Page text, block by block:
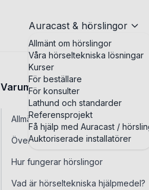
Auracast & hörslingor
Allmänt om hörslingor
Våra hörseltekniska lösningar
Kurser
För beställare
För konsulter
Lathund och standarder
Referensprojekt
Få hjälp med Auracast /
Auktoriserade installatörer
Varumärken
Allmänt om hörslingor
Översikt
Hur fungerar hörslingor
Vad är hörseltekniska hjälpmedel?